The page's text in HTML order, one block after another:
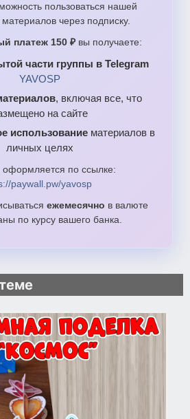
пользоваться нашей
через подписку.
платеж 150 ₽ вы получаете:
части группы в Telegram
YAVOSP
, включая все, что
на сайте
использование материалов в
личных целях
оформляется по ссылке:
paywall.pw/yavosp
ежемесячно в валюте
по курсу вашего банка.